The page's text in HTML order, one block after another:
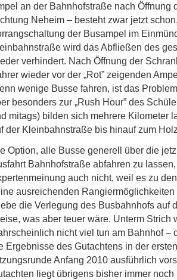
an der Bahnhofstraße nach Öffnung
Neheim – besteht zwar jetzt
der Busampel im
wird das Abfließen des
verhindert. Nach Öffnung der
wieder vor der „Rot” zeigenden
wenige Busse fahren, ist das
besonders zur „Rush Hour” des
mitags) bilden sich mehrere Kilometer
der Kleinbahnstraße bis hinauf zum
Option, alle Busse generell über die
Bahnhofstraße abfahren zu
auch nicht, weil es zu
ausreichenden
die Verlegung des Busbahnhofs auf
was aber teuer wäre. Unterm Strich
nicht viel tun am Bahnhof –
Ergebnisse des Gutachtens in der
Anfang 2010 ausführlich
liegt übrigens bisher immer noch